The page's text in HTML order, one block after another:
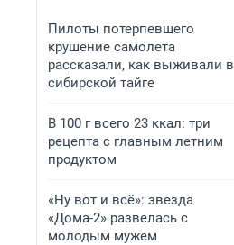
Пилоты потерпевшего
крушение самолета
рассказали, как выживали в
сибирской тайге
В 100 г всего 23 ккал: три
рецепта с главным летним
продуктом
«Ну вот и всё»: звезда
«Дома-2» развелась с
молодым мужем